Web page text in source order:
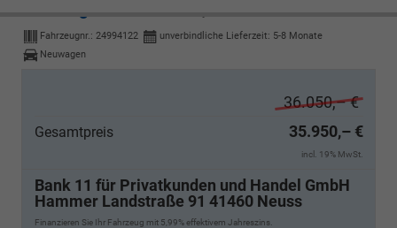
Fahrzeugnr.: 24994122
unverbindliche Lieferzeit: 5-8 Monate
Neuwagen
36.050,– €
Gesamtpreis 35.950,– €
incl. 19% MwSt.
Bank 11 für Privatkunden und Handel GmbH
Hammer Landstraße 91 41460 Neuss
Finanzieren Sie Ihr Fahrzeug mit 5,99% effektivem Jahreszins.